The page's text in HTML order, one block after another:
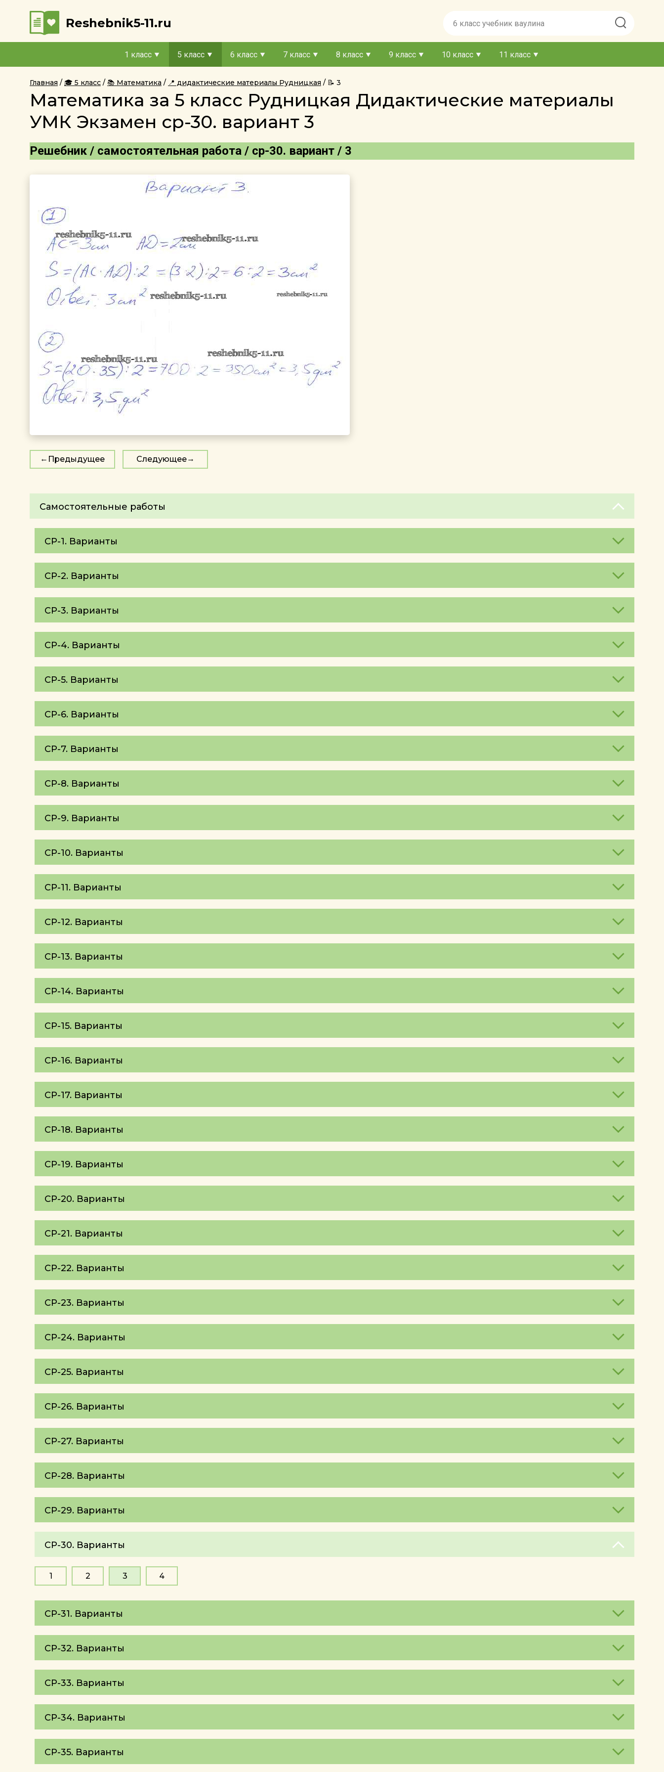
Reshebnik5-11.ru
1 класс 5 класс 6 класс 7 класс 8 класс 9 класс 10 класс 11 класс
Главная 🎓 5 класс 📚 Математика 📍 дидактические материалы Рудницкая 📝 3
Математика за 5 класс Рудницкая Дидактические материалы
УМК Экзамен ср-30. вариант 3
Решебник / самостоятельная работа / ср-30. вариант / 3
Предыдущее Следующее
Самостоятельные работы
СР-1. Варианты
СР-2. Варианты
СР-3. Варианты
СР-4. Варианты
СР-5. Варианты
СР-6. Варианты
СР-7. Варианты
СР-8. Варианты
СР-9. Варианты
СР-10. Варианты
СР-11. Варианты
СР-12. Варианты
СР-13. Варианты
СР-14. Варианты
СР-15. Варианты
СР-16. Варианты
СР-17. Варианты
СР-18. Варианты
СР-19. Варианты
СР-20. Варианты
СР-21. Варианты
СР-22. Варианты
СР-23. Варианты
СР-24. Варианты
СР-25. Варианты
СР-26. Варианты
СР-27. Варианты
СР-28. Варианты
СР-29. Варианты
СР-30. Варианты
1 2 3 4
СР-31. Варианты
СР-32. Варианты
СР-33. Варианты
СР-34. Варианты
СР-35. Варианты